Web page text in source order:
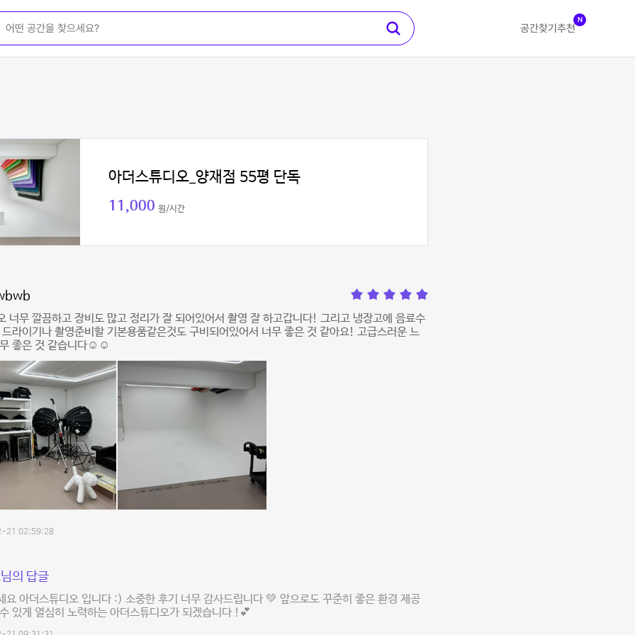
공간찾기 추천
N
아더스튜디오_양재점 55평 단독
11,000 원/시간
너무 깔끔하고 장비도 많고 정리가 잘 되어있어서 촬영 잘 하고갑니다! 그리고 냉장고에 음료수
라이기나 촬영준비할 기본용품같은것도 구비되어있어서 너무 좋은 것 같아요! 고급스러운 느
좋은 것 같습니다☺️☺️
21 02:59:28
의 답글
요 아더스튜디오 입니다 :) 소중한 후기 너무 감사드립니다 💚 앞으로도 꾸준히 좋은 환경 제공
있게 열심히 노력하는 아더스튜디오가 되겠습니다 !💕